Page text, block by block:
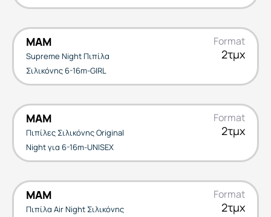
MAM
Supreme Night Πιπίλα
Σιλικόνης 6-16m-GIRL
Format
2τμχ
MAM
Πιπίλες Σιλικόνης Original
Night για 6-16m-UNISEX
Format
2τμχ
MAM
Πιπίλα Air Night Σιλικόνης
Format
2τμχ